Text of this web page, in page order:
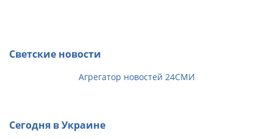
Светские новости
Агрегатор новостей 24СМИ
Сегодня в Украине